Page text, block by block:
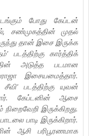
போது கேப்டன்
சண்முகத்தின் முதல்
தான் இசை இருக்க
படத்திற்கு கார்த்திக்
அடுத்த படமான
இசையமைத்தார்.
படத்திற்கு யுவன்
கேப்டனின் ஆசை
இருக்கிறது.
பாடி இருக்கிறார்.
ஆசி பரிபூரணமாக